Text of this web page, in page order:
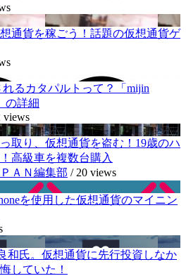
通貨を稼ごう！話題の仮想通貨ゲ
るカタパルトって？「mijin
の詳細
views
取り、仮想通貨を盗む！19歳のハ
高級車を複数台購入
ＡＮ編集部 / 20 views
を使用した仮想通貨のマイニン
和氏。仮想通貨に先行投資しなか
していた！